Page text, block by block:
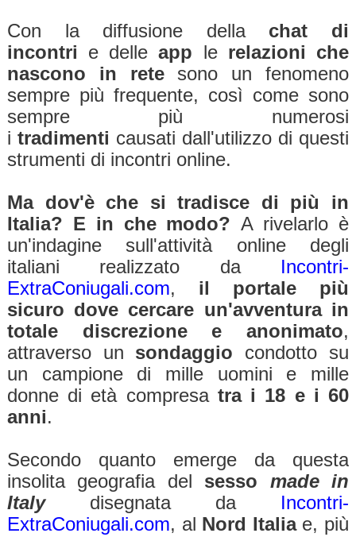
Con la diffusione della chat di
incontri e delleapp le relazioni che
nascono in retesono un fenomeno
sempre più frequente, così come sono
sempre più numerosi
i tradimenti causati dall'utilizzo di questi
strumenti di incontri online.
Ma dov'è che si tradisce di più in
Italia? E in che modo? A rivelarlo è
un'indagine sull'attività online degli
italiani realizzato da Incontri-
ExtraConiugali.com, il portale più
sicuro dove cercare un'avventura in
totale discrezione e anonimato,
attraverso un sondaggio condotto su
un campione di mille uomini e mille
donne di età compresa tra i 18 e i 60
anni.
Secondo quanto emerge da questa
insolita geografia del sesso made in
Italydisegnata da Incontri-
ExtraConiugali.com, al Nord Italiae, più